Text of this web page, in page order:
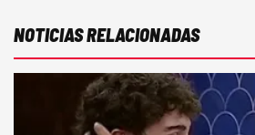
NOTICIAS RELACIONADAS